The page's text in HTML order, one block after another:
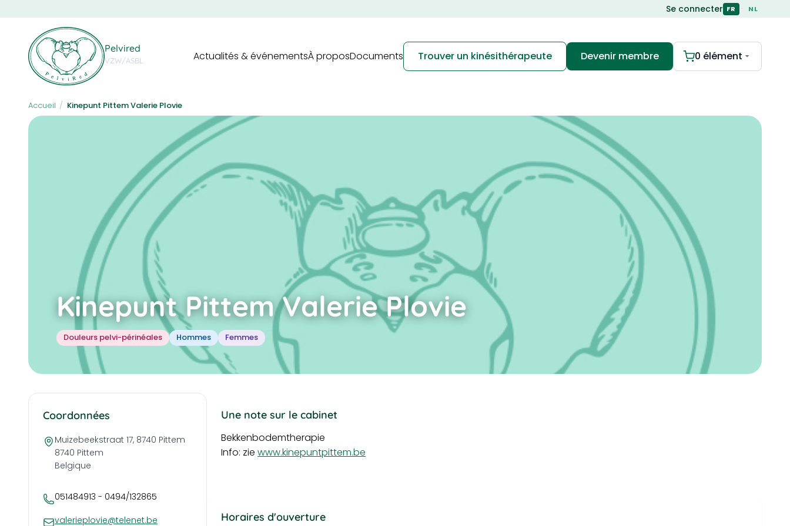
to
content
Se connecter FR · NL
Pelvired
VZW/ASBL
Navigation
principale
Actualités & événementsÀ proposDocuments Trouver un kinésithérapeute Devenir membre 0 élément
Accueil / Kinepunt Pittem Valerie Plovie
Kinepunt Pittem Valerie Plovie
Douleurs pelvi-périnéales Hommes Femmes
Coordonnées
Muizebeekstraat 17, 8740 Pittem
8740 Pittem
Belgique
051484913 - 0494/132865
valerieplovie@telenet.be
Une note sur le cabinet
Bekkenbodemtherapie
Info: zie www.kinepuntpittem.be
Horaires d'ouverture